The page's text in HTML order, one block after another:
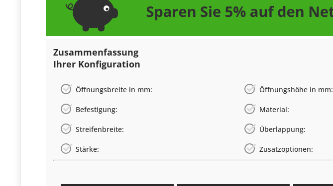
Zusammenfassung
Ihrer Konfiguration
Öffnungsbreite in mm:
Befestigung:
Streifenbreite:
Stärke:
Öffnungshöhe in mm:
Material:
Überlappung:
Zusatzoptionen: